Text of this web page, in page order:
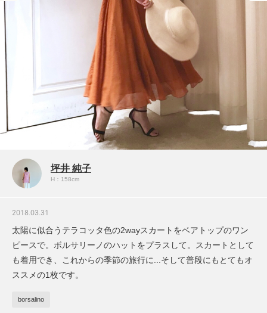
坪井 純子
H：158cm
2018.03.31
太陽に似合うテラコッタ色の2wayスカートをベアトップのワン
ピースで。ボルサリーノのハットをプラスして。スカートとして
も着用でき、これからの季節の旅行に...そして普段にもとてもオ
ススメの1枚です。
borsalino